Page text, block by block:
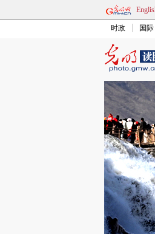
时政 国际